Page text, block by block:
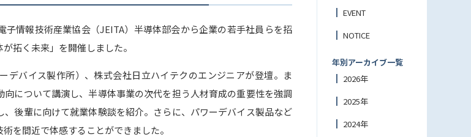
情報技術産業協会（JEITA）半導体部会から企業の若手社員らを招
拓く未来」を開催しました。
デバイス製作所）、株式会社日立ハイテクのエンジニアが登壇。ま
について講演し、半導体事業の次代を担う人材育成の重要性を強調
、後輩に向けて就業体験談を紹介。さらに、パワーデバイス製品など
を間近で体感することができました。
EVENT
NOTICE
年別アーカイブ一覧
2026年
2025年
2024年